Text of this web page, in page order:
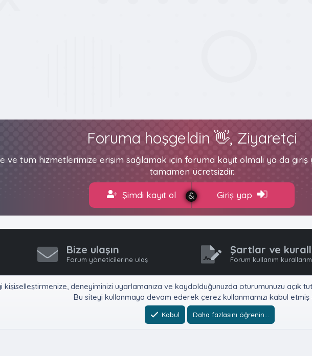
Foruma hoşgeldin 👋, Ziyaretçi
ve tüm hizmetlerimize erişim sağlamak için foruma kayıt olmalı ya da giriş
tamamen ücretsizdir.
Şimdi kayıt ol Giriş yap
Bize ulaşın
Forum yöneticilerine ulaş
Şartlar ve
Forum kullanım
kişiselleştirmenize, deneyiminizi uyarlamanıza ve kaydolduğunuzda oturumunuzu açık
Bu siteyi kullanmaya devam ederek çerez kullanmamızı kabul etmiş
Kabul Daha fazlasını öğrenin…